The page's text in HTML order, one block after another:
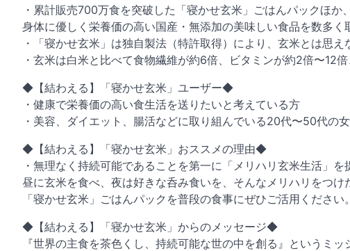
・累計販売700万食を突破した「寝かせ玄米」ごはんパックほ
身体に優しく栄養価の高い国産・無添加の美味しい食品を数多く
・「寝かせ玄米」は独自製法（特許取得）により、玄米とは思え
・玄米は白米と比べて食物繊維が約6倍、ビタミンが約2倍〜12
◆【結わえる】「寝かせ玄米」ユーザー◆
・健康で栄養価の高い食生活を送りたいと考えている方
・美容、ダイエット、腸活などに取り組んでいる20代〜50代の
◆【結わえる】「寝かせ玄米」おススメの理由◆
・無理なく持続可能であることを第一に「メリハリ玄米生活」を
昼に玄米を食べ、夜は好きな呑み食いを、そんなメリハリをつけ
「寝かせ玄米」ごはんパックを普段の食事にぜひご活用ください。
◆【結わえる】「寝かせ玄米」からのメッセージ◆
『世界の主食を茶色くし、持続可能な世の中を創る』というミ